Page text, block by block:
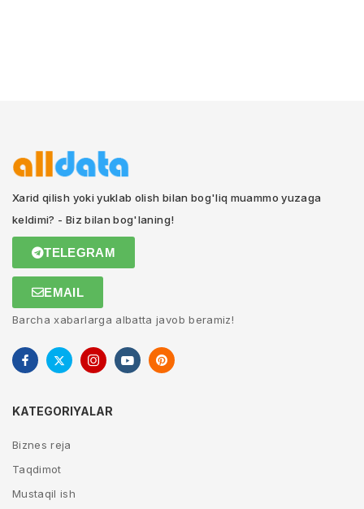
Xarid qilish yoki yuklab olish bilan bog'liq muammo yuzaga
keldimi? - Biz bilan bog'laning!
TELEGRAM
EMAIL
Barcha xabarlarga albatta javob beramiz!
KATEGORIYALAR
Biznes reja
Taqdimot
Mustaqil ish